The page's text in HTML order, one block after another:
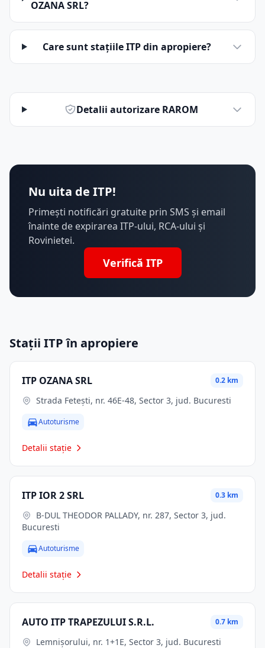
OZANA SRL?
Care sunt stațiile ITP din apropiere?
Detalii autorizare RAROM
Nu uita de ITP!
Primești notificări gratuite prin SMS și email
înainte de expirarea ITP-ului, RCA-ului și
Rovinietei.
Verifică ITP
Stații ITP în apropiere
ITP OZANA SRL 0.2 km
Strada Fetești, nr. 46E-48, Sector 3, jud. Bucuresti
Autoturisme
Detalii stație
ITP IOR 2 SRL 0.3 km
Bucuresti
Autoturisme
Detalii stație
AUTO ITP TRAPEZULUI S.R.L. 0.7 km
Lemnișorului, nr. 1+1E, Sector 3, jud. Bucuresti